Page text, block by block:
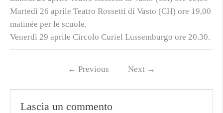
Martedì 26 aprile Teatro Rossetti di Vasto (CH) ore 19,00
matinée per le scuole.
Venerdì 29 aprile Circolo Curiel Lussemburgo ore 20.30.
← Previous Next →
Lascia un commento